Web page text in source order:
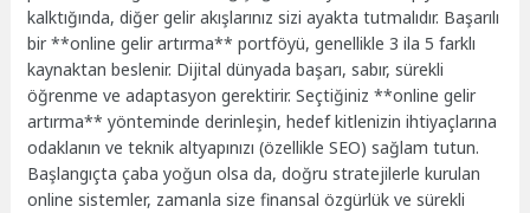
kalktığında, diğer gelir akışlarınız sizi ayakta tutmalıdır. Başarılı
bir **online gelir artırma** portföyü, genellikle 3 ila 5 farklı
kaynaktan beslenir. Dijital dünyada başarı, sabır, sürekli
öğrenme ve adaptasyon gerektirir. Seçtiğiniz **online gelir
artırma** yönteminde derinleşin, hedef kitlenizin ihtiyaçlarına
odaklanın ve teknik altyapınızı (özellikle SEO) sağlam tutun.
Başlangıçta çaba yoğun olsa da, doğru stratejilerle kurulan
online sistemler, zamanla size finansal özgürlük ve sürekli